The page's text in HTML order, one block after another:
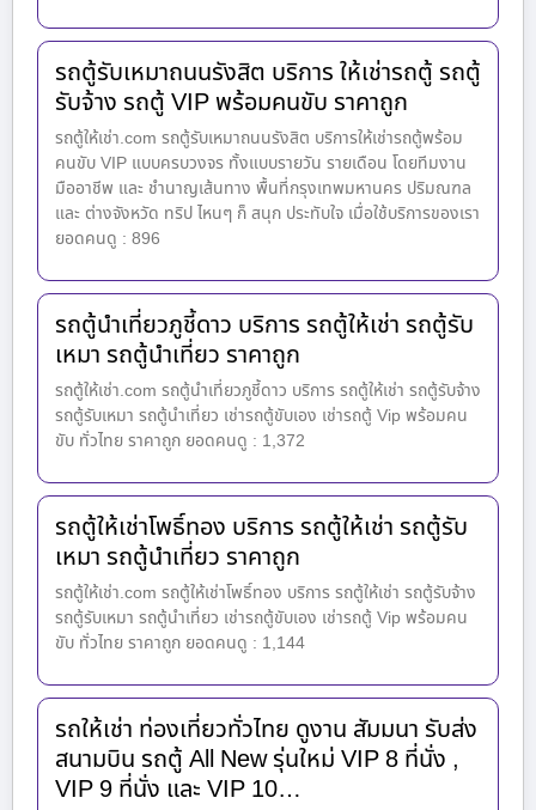
รถตู้รับเหมาถนนรังสิต บริการ ให้เช่ารถตู้ รถตู้
รับจ้าง รถตู้ VIP พร้อมคนขับ ราคาถูก
รถตู้ให้เช่า.com รถตู้รับเหมาถนนรังสิต บริการให้เช่ารถตู้พร้อม
คนขับ VIP แบบครบวงจร ทั้งแบบรายวัน รายเดือน โดยทีมงาน
มืออาชีพ และ ชำนาญเส้นทาง พื้นที่กรุงเทพมหานคร ปริมณฑล
และ ต่างจังหวัด ทริป ไหนๆ ก็ สนุก ประทับใจ เมื่อใช้บริการของเรา
ยอดคนดู : 896
รถตู้นำเที่ยวภูชี้ดาว บริการ รถตู้ให้เช่า รถตู้รับ
เหมา รถตู้นำเที่ยว ราคาถูก
รถตู้ให้เช่า.com รถตู้นำเที่ยวภูชี้ดาว บริการ รถตู้ให้เช่า รถตู้รับจ้าง
รถตู้รับเหมา รถตู้นำเที่ยว เช่ารถตู้ขับเอง เช่ารถตู้ Vip พร้อมคน
ขับ ทั่วไทย ราคาถูก ยอดคนดู : 1,372
รถตู้ให้เช่าโพธิ์ทอง บริการ รถตู้ให้เช่า รถตู้รับ
เหมา รถตู้นำเที่ยว ราคาถูก
รถตู้ให้เช่า.com รถตู้ให้เช่าโพธิ์ทอง บริการ รถตู้ให้เช่า รถตู้รับจ้าง
รถตู้รับเหมา รถตู้นำเที่ยว เช่ารถตู้ขับเอง เช่ารถตู้ Vip พร้อมคน
ขับ ทั่วไทย ราคาถูก ยอดคนดู : 1,144
รถให้เช่า ท่องเที่ยวทั่วไทย ดูงาน สัมมนา รับส่ง
สนามบิน รถตู้ All New รุ่นใหม่ VIP 8 ที่นั่ง ,
VIP 9 ที่นั่ง และ VIP 10…